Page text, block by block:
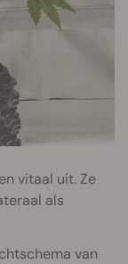
vitaal uit. Ze
als
van